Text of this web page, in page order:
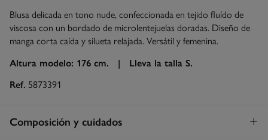
Blusa delicada en tono nude, confeccionada en tejido fluído de
viscosa con un bordado de microlentejuelas doradas. Diseño de
manga corta caída y silueta relajada. Versátil y femenina.
Altura modelo: 176 cm. | Lleva la talla S.
Ref. 5873391
Composición y cuidados